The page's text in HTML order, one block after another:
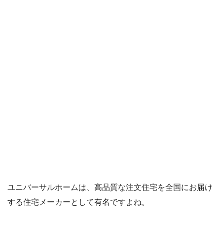
ユニバーサルホームは、高品質な注文住宅を全国にお届け
する住宅メーカーとして有名ですよね。